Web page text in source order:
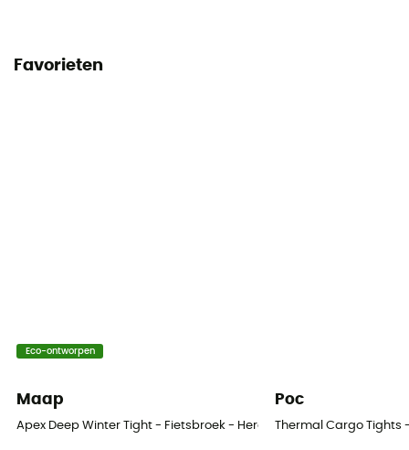
Favorieten
Eco-ontworpen
Maap
Apex Deep Winter Tight - Fietsbroek - Heren
Poc
Thermal Cargo Tights